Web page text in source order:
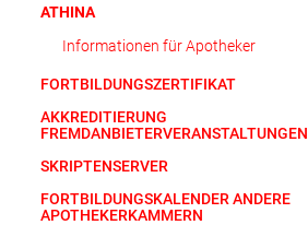
ATHINA
Informationen für Apotheker
FORTBILDUNGSZERTIFIKAT
AKKREDITIERUNG
FREMDANBIETERVERANSTALTUNGEN
SKRIPTENSERVER
FORTBILDUNGSKALENDER ANDERE
APOTHEKERKAMMERN